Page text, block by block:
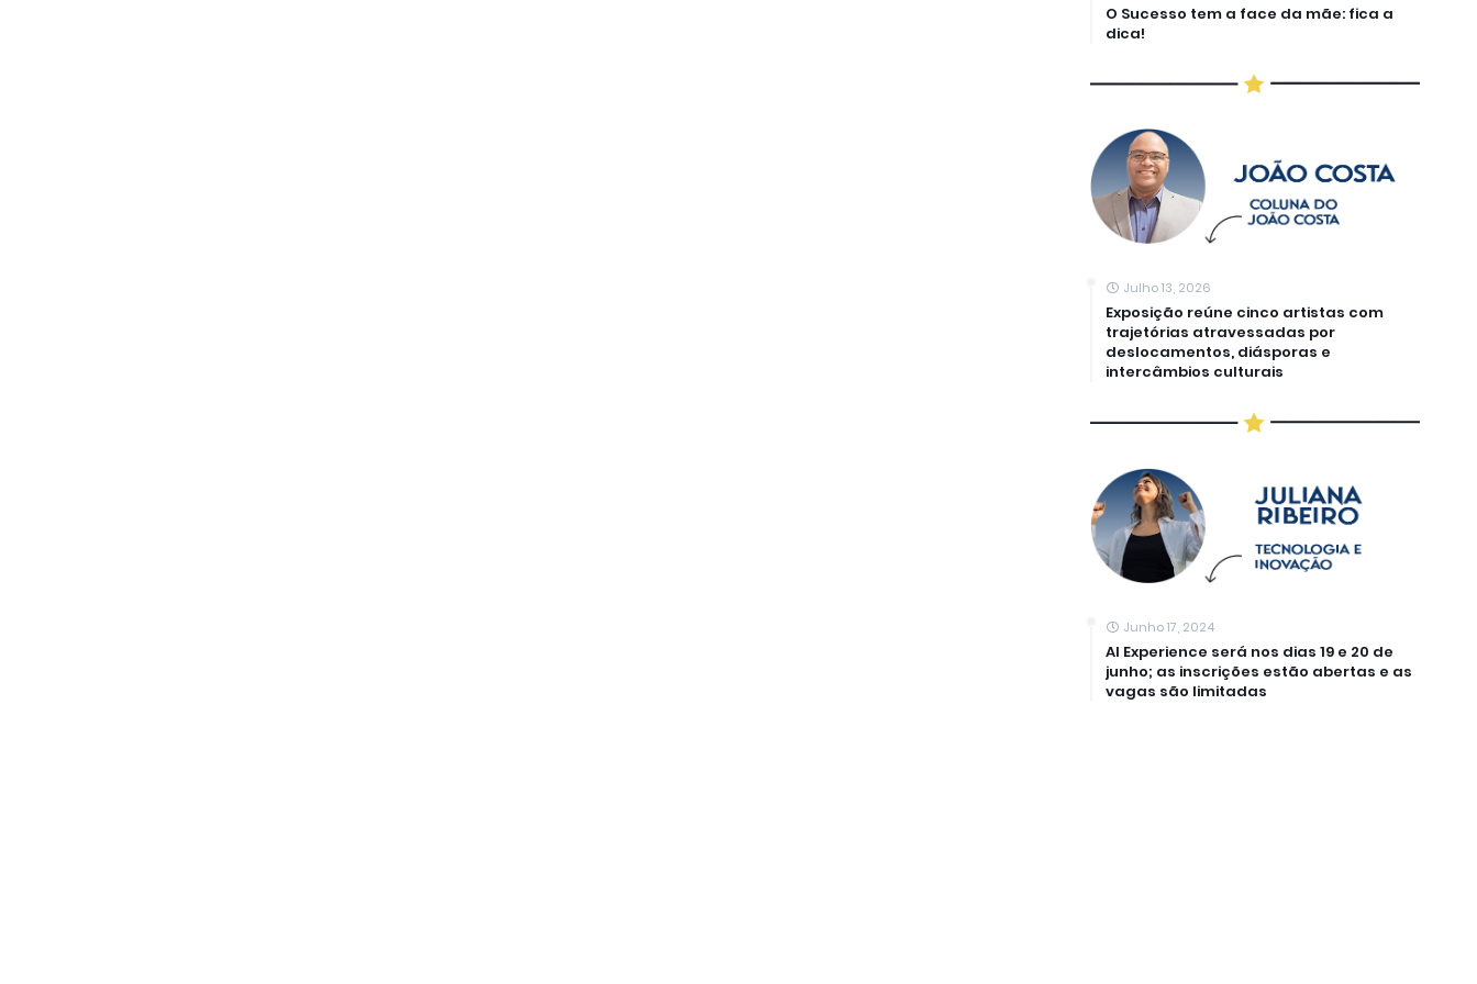
O Sucesso tem a face da mãe: fica a
dica!
Julho 13, 2026
Exposição reúne cinco artistas com
trajetórias atravessadas por
deslocamentos, diásporas e
intercâmbios culturais
Junho 17, 2024
AI Experience será nos dias 19 e 20 de
junho; as inscrições estão abertas e as
vagas são limitadas